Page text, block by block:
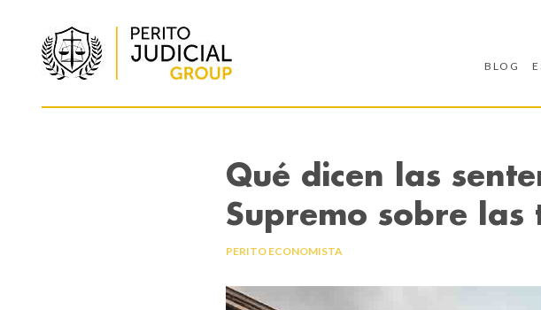
BLOG
Qué dicen las
Supremo sobre
PERITO ECONOMISTA